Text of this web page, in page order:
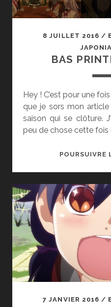
8 JUILLET 2016 /
BAS
Hey ! C’est pour une
que je sors mon
saison qui se clôture.
peu de chose cette fois
POURSUIVRE
7 JANVIER 2016 /